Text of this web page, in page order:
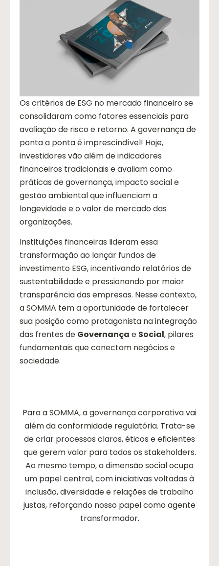
Os critérios de ESG no mercado financeiro se
consolidaram como fatores essenciais para
avaliação de risco e retorno. A governança de
ponta a ponta é imprescindível! Hoje,
investidores vão além de indicadores
financeiros tradicionais e avaliam como
práticas de governança, impacto social e
gestão ambiental que influenciam a
longevidade e o valor de mercado das
organizações.
Instituições financeiras lideram essa
transformação ao lançar fundos de
investimento ESG, incentivando relatórios de
sustentabilidade e pressionando por maior
transparência das empresas. Nesse contexto,
a SOMMA tem a oportunidade de fortalecer
sua posição como protagonista na integração
das frentes de Governança e Social, pilares
fundamentais que conectam negócios e
sociedade.
Para a SOMMA, a governança corporativa vai
além da conformidade regulatória. Trata-se
de criar processos claros, éticos e eficientes
que gerem valor para todos os stakeholders.
Ao mesmo tempo, a dimensão social ocupa
um papel central, com iniciativas voltadas à
inclusão, diversidade e relações de trabalho
justas, reforçando nosso papel como agente
transformador.